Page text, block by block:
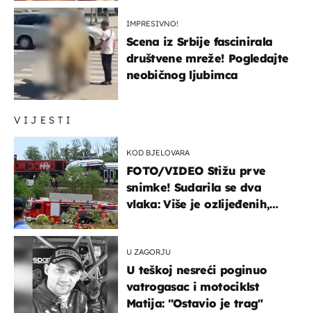
VIJESTI
KOD BJELOVARA
FOTO/VIDEO Stižu prve
snimke! Sudarila se dva
vlaka: Više je ozlijeđenih,
U ZAGORJU
U teškoj nesreći poginuo
vatrogasac i motociklst
Matija: "Ostavio je trag"
IMPRESIVNO!
Scena iz Srbije fascinirala
društvene mreže! Pogledajte
neobičnog ljubimca